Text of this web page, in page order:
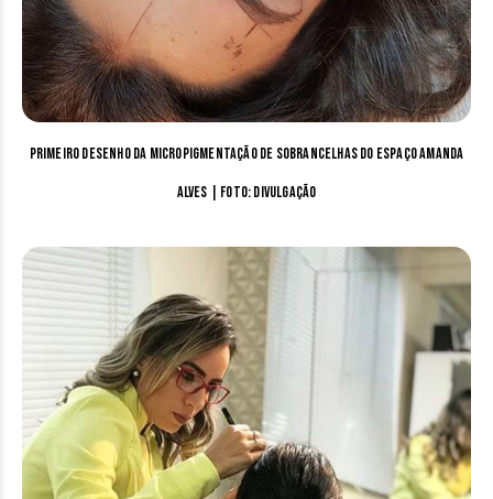
Primeiro desenho da micropigmentação de sobrancelhas do Espaço Amanda
Alves | Foto: divulgação